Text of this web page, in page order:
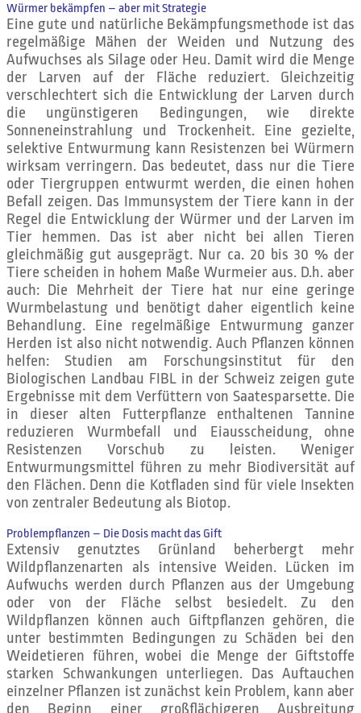
Würmer bekämpfen – aber mit Strategie
Eine gute und natürliche Bekämpfungsmethode ist das
regelmäßige Mähen der Weiden und Nutzung des
Aufwuchses als Silage oder Heu. Damit wird die Menge
der Larven auf der Fläche reduziert. Gleichzeitig
verschlechtert sich die Entwicklung der Larven durch
die ungünstigeren Bedingungen, wie direkte
Sonneneinstrahlung und Trockenheit. Eine gezielte,
selektive Entwurmung kann Resistenzen bei Würmern
wirksam verringern. Das bedeutet, dass nur die Tiere
oder Tiergruppen entwurmt werden, die einen hohen
Befall zeigen. Das Immunsystem der Tiere kann in der
Regel die Entwicklung der Würmer und der Larven im
Tier hemmen. Das ist aber nicht bei allen Tieren
gleichmäßig gut ausgeprägt. Nur ca. 20 bis 30 % der
Tiere scheiden in hohem Maße Wurmeier aus. D.h. aber
auch: Die Mehrheit der Tiere hat nur eine geringe
Wurmbelastung und benötigt daher eigentlich keine
Behandlung. Eine regelmäßige Entwurmung ganzer
Herden ist also nicht notwendig. Auch Pflanzen können
helfen: Studien am Forschungsinstitut für den
Biologischen Landbau FIBL in der Schweiz zeigen gute
Ergebnisse mit dem Verfüttern von Saatesparsette. Die
in dieser alten Futterpflanze enthaltenen Tannine
reduzieren Wurmbefall und Eiausscheidung, ohne
Resistenzen Vorschub zu leisten. Weniger
Entwurmungsmittel führen zu mehr Biodiversität auf
den Flächen. Denn die Kotfladen sind für viele Insekten
von zentraler Bedeutung als Biotop.
Problempflanzen – Die Dosis macht das Gift
Extensiv genutztes Grünland beherbergt mehr
Wildpflanzenarten als intensive Weiden. Lücken im
Aufwuchs werden durch Pflanzen aus der Umgebung
oder von der Fläche selbst besiedelt. Zu den
Wildpflanzen können auch Giftpflanzen gehören, die
unter bestimmten Bedingungen zu Schäden bei den
Weidetieren führen, wobei die Menge der Giftstoffe
starken Schwankungen unterliegen. Das Auftauchen
einzelner Pflanzen ist zunächst kein Problem, kann aber
den Beginn einer großflächigeren Ausbreitung